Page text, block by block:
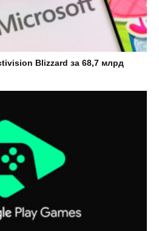
Blizzard за 68,7 млрд